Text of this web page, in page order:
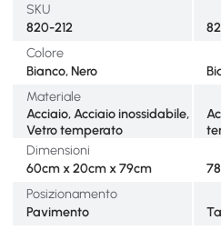
SKU
820-212
Colore
Bianco, Nero
Materiale
Acciaio, Acciaio inossidabile,
Vetro temperato
Dimensioni
60cm x 20cm x 79cm
Posizionamento
Pavimento